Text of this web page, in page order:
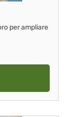
per ampliare